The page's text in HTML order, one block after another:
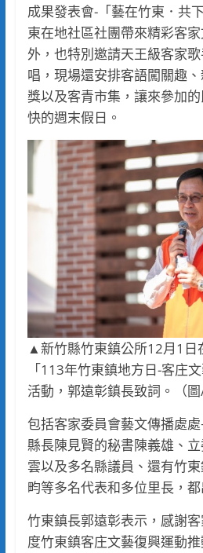
成果發表會-「藝在竹東．共
東在地社區社團帶來精彩客
外，也特別邀請天王級客家
唱，現場還安排客語闖關趣
獎以及客青市集，讓來參加
快的週末假日。
▲新竹縣竹東鎮公所12月1日
「113年竹東鎮地方日-客庄
活動，郭遠彰鎮長致詞。（圖
包括客家委員會藝文傳播處
縣長陳見賢的秘書陳義雄、
雲以及多名縣議員、還有竹
畇等多名代表和多位里長，
竹東鎮長郭遠彰表示，感謝
度竹東鎮客庄文藝復興運動